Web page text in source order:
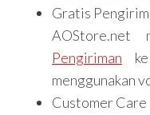
Gratis
AOStore.net
Pengiriman
menggunakan
Customer Care